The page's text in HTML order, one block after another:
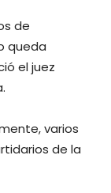
de
queda
el juez
varios
de la